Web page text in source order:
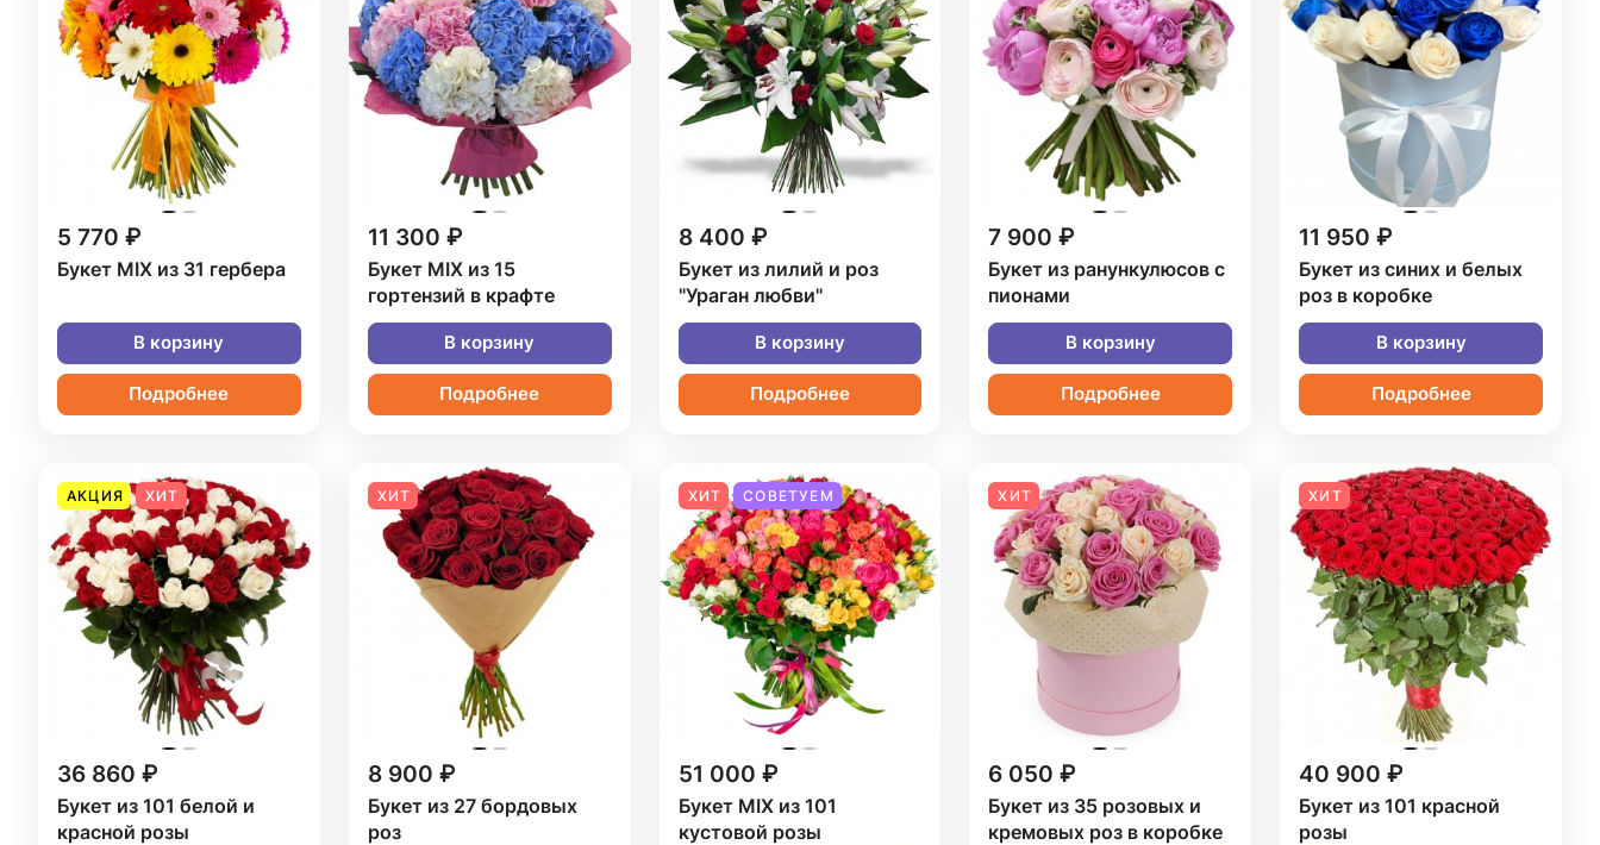
5 770 ₽
Букет MIX из 31 гербера
В корзину
Подробнее
11 300 ₽
Букет MIX из 15
гортензий в крафте
В корзину
Подробнее
8 400 ₽
Букет из лилий и роз
"Ураган любви"
В корзину
Подробнее
7 900 ₽
Букет из ранункулюсов с
пионами
В корзину
Подробнее
11 950 ₽
Букет из синих и белых
роз в коробке
В корзину
Подробнее
АКЦИЯ ХИТ
36 860 ₽
Букет из 101 белой и
красной розы
ХИТ
8 900 ₽
Букет из 27 бордовых
роз
ХИТ СОВЕТУЕМ
51 000 ₽
Букет MIX из 101
кустовой розы
ХИТ
6 050 ₽
Букет из 35 розовых и
кремовых роз в коробке
ХИТ
40 900 ₽
Букет из 101 красной
розы